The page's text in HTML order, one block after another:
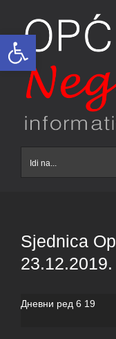
Open toolbar
content
Idi na...
Sjednica
Дневни ред 6 19